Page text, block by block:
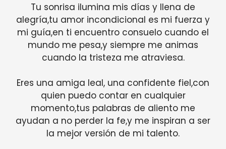
Tu sonrisa ilumina mis días y llena de
alegría,tu amor incondicional es mi fuerza y
mi guía,en ti encuentro consuelo cuando el
mundo me pesa,y siempre me animas
cuando la tristeza me atraviesa.
Eres una amiga leal, una confidente fiel,con
quien puedo contar en cualquier
momento,tus palabras de aliento me
ayudan a no perder la fe,y me inspiran a ser
la mejor versión de mi talento.